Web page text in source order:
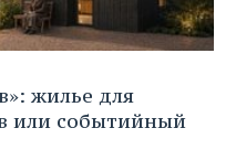
жилье для
или событийный